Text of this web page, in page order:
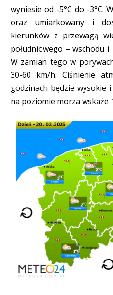
wyniesie od -5°C do -3°C.
oraz umiarkowany i
kierunków z przewagą
południowego – wschodu i
W zamian tego w
30-60 km/h. Ciśnienie
godzinach będzie wysokie
na poziomie morza wskaże